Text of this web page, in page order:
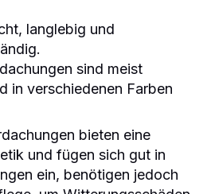
langlebig und
sind meist
in verschiedenen Farben
bieten eine
und fügen sich gut in
ein, benötigen jedoch